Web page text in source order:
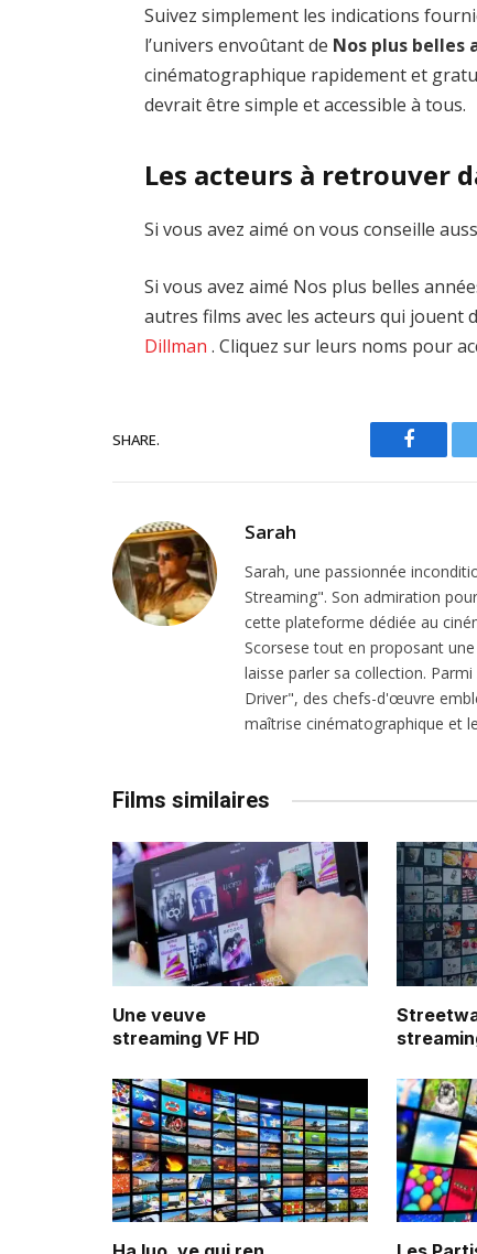
Suivez simplement les indications
l’univers envoûtant de Nos plus belles
cinématographique rapidement et
devrait être simple et accessible à tous.
Les acteurs à retrouver
Si vous avez aimé on vous conseille
Si vous avez aimé Nos plus belles
autres films avec les acteurs qui jouent
Dillman . Cliquez sur leurs noms pour
SHARE.
Sarah
Sarah, une passionnée
Streaming". Son admiration
cette plateforme dédiée au
Scorsese tout en proposant
laisse parler sa collection.
Driver", des chefs-d'œuvre
maîtrise cinématographique et
Films similaires
Une veuve
streaming VF HD